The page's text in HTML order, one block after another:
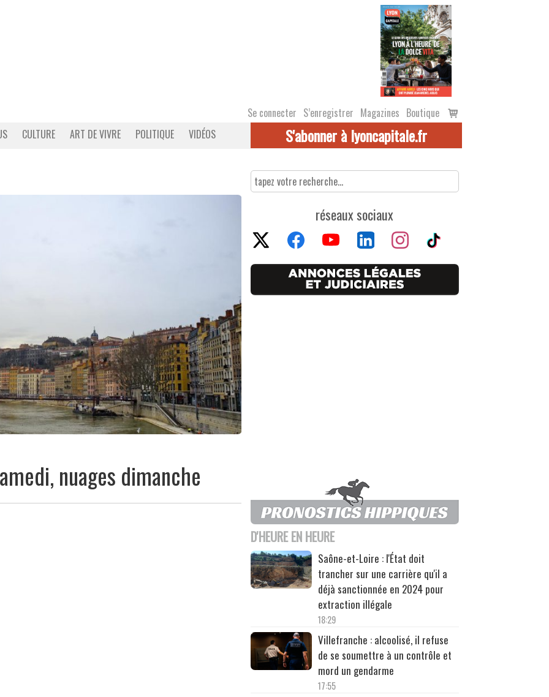
Se connecter S’enregistrer Magazines Boutique
Voir
le
CULTURE ART DE VIVRE POLITIQUE VIDÉOS S'abonner à lyoncapitale.fr
nuages dimanche
réseaux sociaux
D'HEURE EN HEURE
Saône-et-Loire : l'État doit
trancher sur une carrière qu'il a
déjà sanctionnée en 2024 pour
extraction illégale
18:29
Villefranche : alcoolisé, il refuse
de se soumettre à un contrôle et
mord un gendarme
17:55